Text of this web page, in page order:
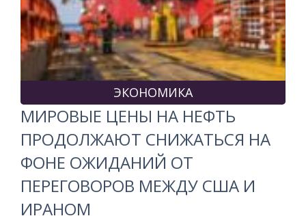
ЭКОНОМИКА
МИРОВЫЕ ЦЕНЫ НА НЕФТЬ
ПРОДОЛЖАЮТ СНИЖАТЬСЯ НА
ФОНЕ ОЖИДАНИЙ ОТ
ПЕРЕГОВОРОВ МЕЖДУ США И
ИРАНОМ